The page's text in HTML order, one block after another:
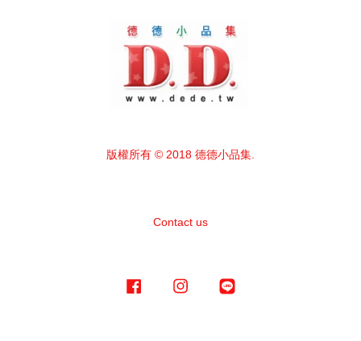
版權所有 © 2018 德德小品集.
Contact us
Facebook Instagram